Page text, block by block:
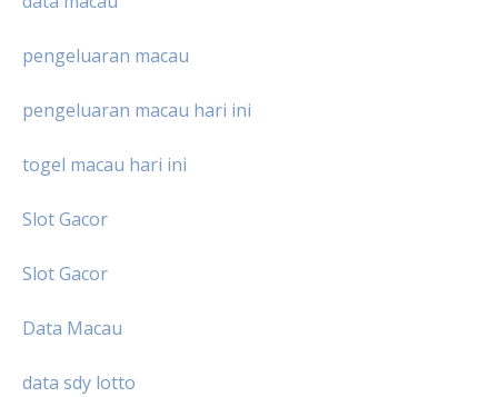
pengeluaran macau
pengeluaran macau hari ini
togel macau hari ini
Slot Gacor
Slot Gacor
Data Macau
data sdy lotto